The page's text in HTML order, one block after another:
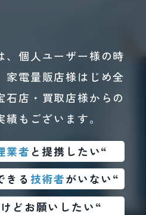
、個人ユーザー様の時
家電量販店様はじめ全
石店・買取店様からの
もございます。
業者と提携したい“
きる技術者がいない“
けどお願いしたい“